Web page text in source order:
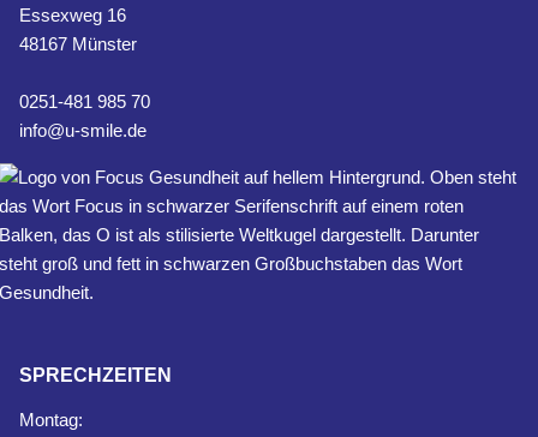
Essexweg 16
48167 Münster
0251-481 985 70
info@u-smile.de
SPRECHZEITEN
Montag: